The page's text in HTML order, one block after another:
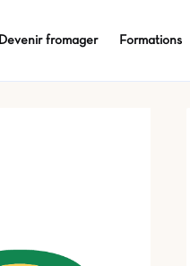
Devenir fromager Formations